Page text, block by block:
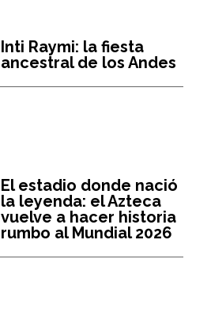
Inti Raymi: la fiesta
ancestral de los Andes
El estadio donde nació
la leyenda: el Azteca
vuelve a hacer historia
rumbo al Mundial 2026